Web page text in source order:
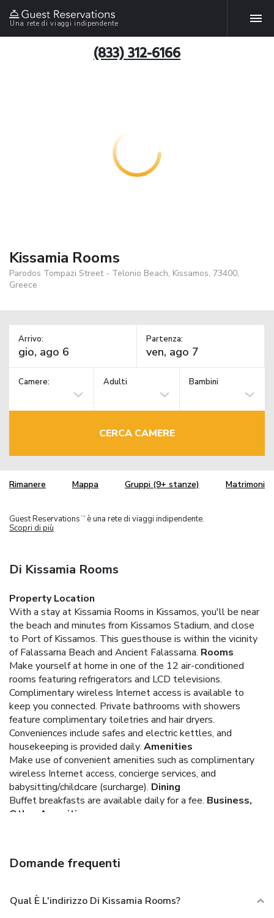
Una rete di viaggi indipendente
(833) 312-6166
Kissamia Rooms
Parodos Tompazi Street - Telonio Beach, Kissamos, 73400,
Greece
Arrivo: Partenza:
Camere: Adulti Bambini
CERCA CAMERE
Rimanere Mappa Gruppi (9+ stanze) Matrimoni
Guest Reservations TM
è una rete di viaggi indipendente.
Scopri di più
Di Kissamia Rooms
Property Location
With a stay at Kissamia Rooms in Kissamos, you'll be near
the beach and minutes from Kissamos Stadium, and close
to Port of Kissamos. This guesthouse is within the vicinity
of Falassarna Beach and Ancient Falassarna. Rooms
Make yourself at home in one of the 12 air-conditioned
rooms featuring refrigerators and LCD televisions.
Complimentary wireless Internet access is available to
keep you connected. Private bathrooms with showers
feature complimentary toiletries and hair dryers.
Conveniences include safes and electric kettles, and
housekeeping is provided daily. Amenities
Make use of convenient amenities such as complimentary
wireless Internet access, concierge services, and
babysitting/childcare (surcharge). Dining
Buffet breakfasts are available daily for a fee. Business,
Other Amenities
and a ferry terminal shuttle.
Domande frequenti
Qual È L'indirizzo Di Kissamia Rooms?